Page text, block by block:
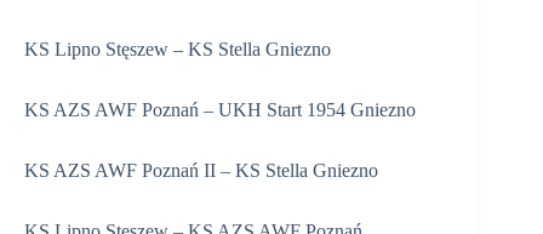
KS Lipno Stęszew – KS Stella Gniezno
KS AZS AWF Poznań – UKH Start 1954 Gniezno
KS AZS AWF Poznań II – KS Stella Gniezno